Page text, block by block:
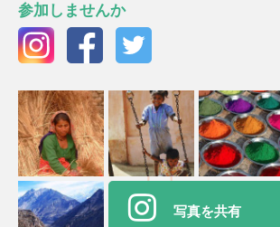
参加しませんか
写真を共有